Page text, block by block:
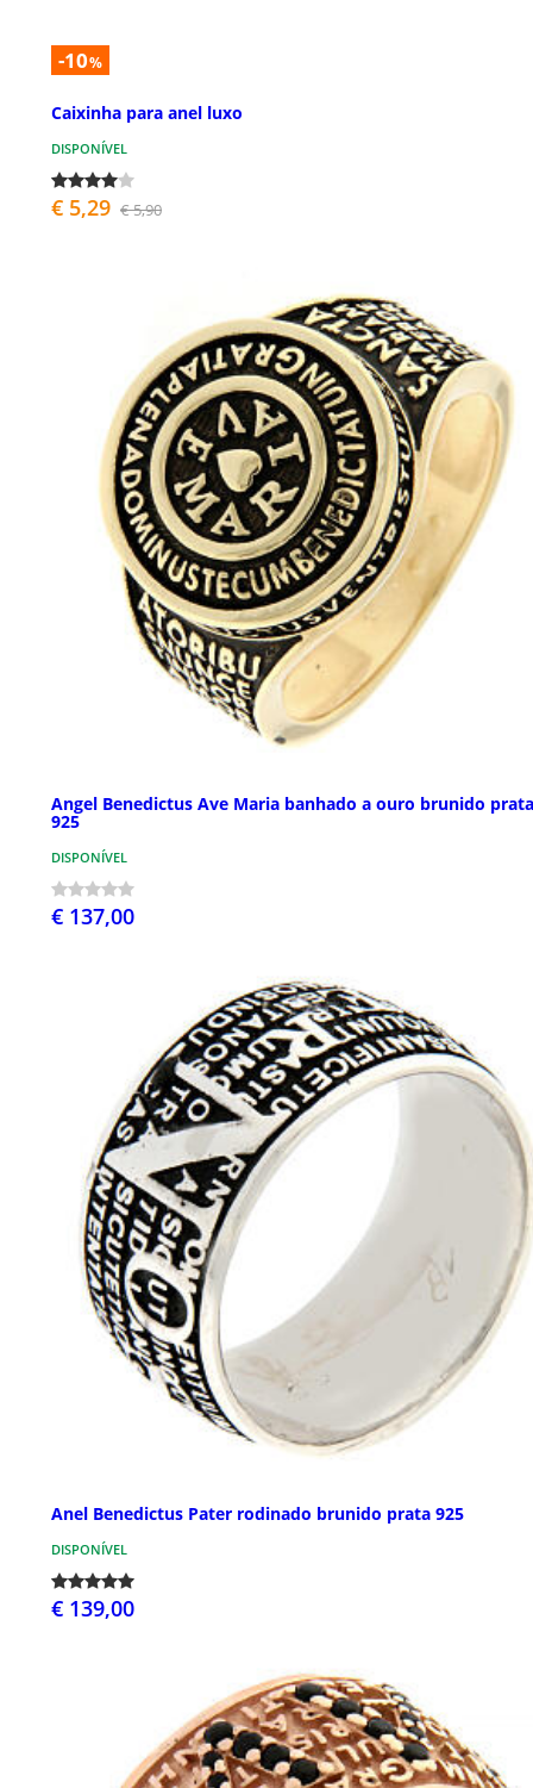
-10%
Caixinha para anel luxo
DISPONÍVEL
€ 5,29 € 5,90
Angel Benedictus Ave Maria banhado a ouro brunido prata
925
DISPONÍVEL
€ 137,00
Anel Benedictus Pater rodinado brunido prata 925
DISPONÍVEL
€ 139,00